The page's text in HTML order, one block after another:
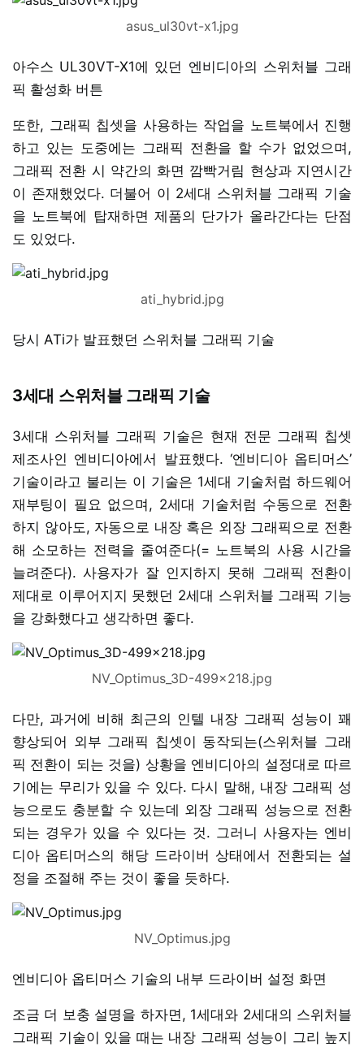
asus_ul30vt-x1.jpg
아수스 UL30VT-X1에 있던 엔비디아의 스위처블 그래
픽 활성화 버튼
또한, 그래픽 칩셋을 사용하는 작업을 노트북에서 진행
하고 있는 도중에는 그래픽 전환을 할 수가 없었으며,
그래픽 전환 시 약간의 화면 깜빡거림 현상과 지연시간
이 존재했었다. 더불어 이 2세대 스위처블 그래픽 기술
을 노트북에 탑재하면 제품의 단가가 올라간다는 단점
도 있었다.
ati_hybrid.jpg
당시 ATi가 발표했던 스위처블 그래픽 기술
3세대 스위처블 그래픽 기술
3세대 스위처블 그래픽 기술은 현재 전문 그래픽 칩셋
제조사인 엔비디아에서 발표했다. ‘엔비디아 옵티머스’
기술이라고 불리는 이 기술은 1세대 기술처럼 하드웨어
재부팅이 필요 없으며, 2세대 기술처럼 수동으로 전환
하지 않아도, 자동으로 내장 혹은 외장 그래픽으로 전환
해 소모하는 전력을 줄여준다(= 노트북의 사용 시간을
늘려준다). 사용자가 잘 인지하지 못해 그래픽 전환이
제대로 이루어지지 못했던 2세대 스위처블 그래픽 기능
을 강화했다고 생각하면 좋다.
NV_Optimus_3D-499x218.jpg
다만, 과거에 비해 최근의 인텔 내장 그래픽 성능이 꽤
향상되어 외부 그래픽 칩셋이 동작되는(스위처블 그래
픽 전환이 되는 것을) 상황을 엔비디아의 설정대로 따르
기에는 무리가 있을 수 있다. 다시 말해, 내장 그래픽 성
능으로도 충분할 수 있는데 외장 그래픽 성능으로 전환
되는 경우가 있을 수 있다는 것. 그러니 사용자는 엔비
디아 옵티머스의 해당 드라이버 상태에서 전환되는 설
정을 조절해 주는 것이 좋을 듯하다.
NV_Optimus.jpg
엔비디아 옵티머스 기술의 내부 드라이버 설정 화면
조금 더 보충 설명을 하자면, 1세대와 2세대의 스위처블
그래픽 기술이 있을 때는 내장 그래픽 성능이 그리 높지